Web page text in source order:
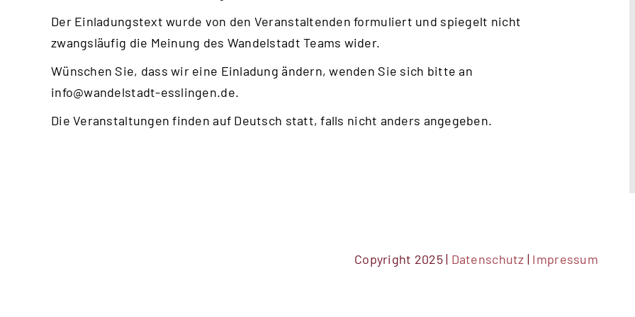
Der Einladungstext wurde von den Veranstaltenden formuliert und spiegelt nicht
zwangsläufig die Meinung des Wandelstadt Teams wider.
Wünschen Sie, dass wir eine Einladung ändern, wenden Sie sich bitte an
info@wandelstadt-esslingen.de.
Die Veranstaltungen finden auf Deutsch statt, falls nicht anders angegeben.
Copyright 2025 | Datenschutz | Impressum